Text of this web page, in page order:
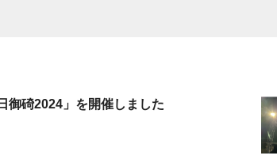
御碕2024」を開催しました